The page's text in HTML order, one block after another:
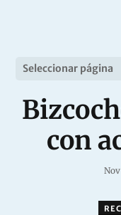
Seleccionar página
con